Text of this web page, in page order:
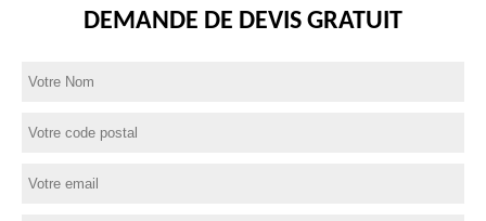
DEMANDE DE DEVIS GRATUIT